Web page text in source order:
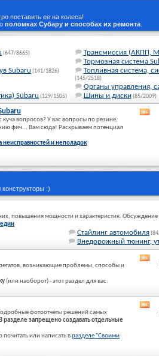
поставить ее на колеса!
поломках Субару и способах их ремонта
(647/8665) Трансмиссия (АКПП,
Тормозная система
Subaru (141/1826) Топливная система,
(145/2518)
Органы управления,
Subaru (129/1505) Шины и диски(85/2009)
куча вопросов? У вас вопросы по резине,
фич... Вам сюда! Раскрываем потенциал
неисправностей и неполадок
:)
повышения мощности и характеристик. Обсуждение
Стайлинг автомобиля
Внедорожный тюнинг,
возникающие проблемы, способы и
(или наоборот) - этот раздел для вас.
фотоотчеты решений самых
запрещено создавать отдельные
или написать вразделе "Своими